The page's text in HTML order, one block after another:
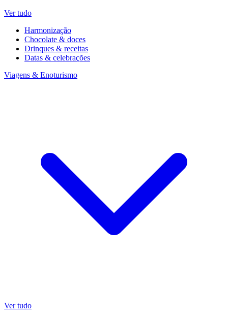
Ver tudo
Harmonização
Chocolate & doces
Drinques & receitas
Datas & celebrações
Viagens & Enoturismo
Ver tudo